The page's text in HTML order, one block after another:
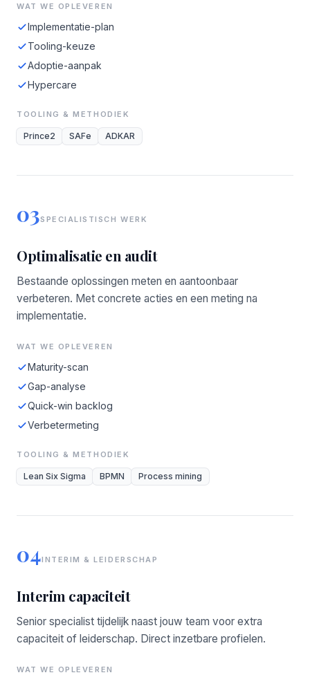
WAT WE OPLEVEREN
Implementatie-plan
Tooling-keuze
Adoptie-aanpak
Hypercare
TOOLING & METHODIEK
Prince2 SAFe ADKAR
03SPECIALISTISCH WERK
Optimalisatie en audit
Bestaande oplossingen meten en aantoonbaar
verbeteren. Met concrete acties en een meting na
implementatie.
WAT WE OPLEVEREN
Maturity-scan
Gap-analyse
Quick-win backlog
Verbetermeting
TOOLING & METHODIEK
Lean Six Sigma BPMN Process mining
04INTERIM & LEIDERSCHAP
Interim capaciteit
Senior specialist tijdelijk naast jouw team voor extra
capaciteit of leiderschap. Direct inzetbare profielen.
WAT WE OPLEVEREN